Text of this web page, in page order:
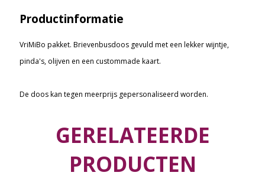
Productinformatie
VriMiBo pakket. Brievenbusdoos gevuld met een lekker wijntje,
pinda's, olijven en een custommade kaart.
De doos kan tegen meerprijs gepersonaliseerd worden.
GERELATEERDE
PRODUCTEN